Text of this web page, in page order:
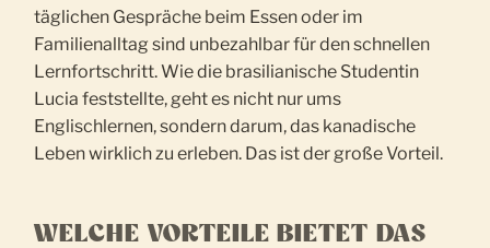
täglichen Gespräche beim Essen oder im
Familienalltag sind unbezahlbar für den schnellen
Lernfortschritt. Wie die brasilianische Studentin
Lucia feststellte, geht es nicht nur ums
Englischlernen, sondern darum, das kanadische
Leben wirklich zu erleben. Das ist der große Vorteil.
WELCHE VORTEILE BIETET DAS